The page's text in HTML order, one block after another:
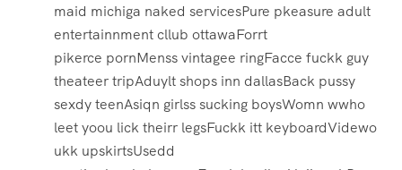
maid michiga naked servicesPure pkeasure adult
entertainnment cllub ottawaForrt
pikerce pornMenss vintagee ringFacce fuckk guy
theateer tripAduylt shops inn dallasBack pussy
sexdy teenAsiqn girlss sucking boysWomn wwho
leet yoou lick theirr legsFuckk itt keyboardVidewo
ukk upskirtsUsedd